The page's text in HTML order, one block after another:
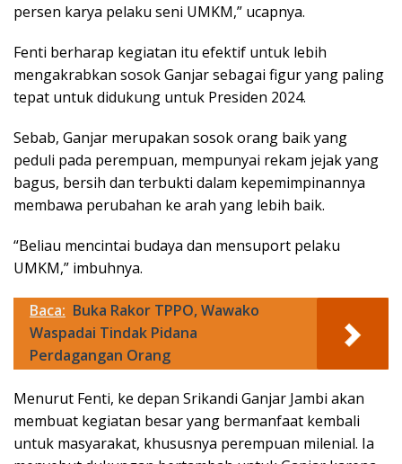
persen karya pelaku seni UMKM,” ucapnya.
Fenti berharap kegiatan itu efektif untuk lebih
mengakrabkan sosok Ganjar sebagai figur yang paling
tepat untuk didukung untuk Presiden 2024.
Sebab, Ganjar merupakan sosok orang baik yang
peduli pada perempuan, mempunyai rekam jejak yang
bagus, bersih dan terbukti dalam kepemimpinannya
membawa perubahan ke arah yang lebih baik.
“Beliau mencintai budaya dan mensuport pelaku
UMKM,” imbuhnya.
Baca: Buka Rakor TPPO, Wawako
Waspadai Tindak Pidana
Perdagangan Orang
Menurut Fenti, ke depan Srikandi Ganjar Jambi akan
membuat kegiatan besar yang bermanfaat kembali
untuk masyarakat, khususnya perempuan milenial. Ia